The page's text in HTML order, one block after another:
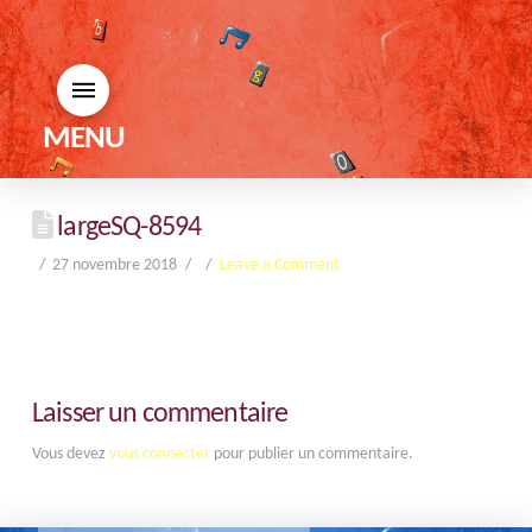
MENU
largeSQ-8594
27 novembre 2018 Leave a Comment
Laisser un commentaire
Vous devez vous connecterpour publier un commentaire.